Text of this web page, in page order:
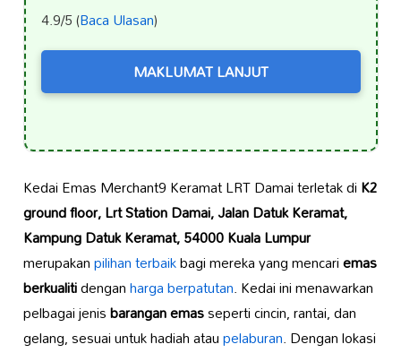
4.9/5 (Baca Ulasan)
MAKLUMAT LANJUT
Kedai Emas Merchant9 Keramat LRT Damai terletak diK2
ground floor, Lrt Station Damai, Jalan Datuk Keramat,
Kampung Datuk Keramat, 54000 Kuala Lumpur
merupakanpilihan terbaikbagi mereka yang mencariemas
berkualitidenganharga berpatutan. Kedai ini menawarkan
pelbagai jenisbarangan emasseperti cincin, rantai, dan
gelang, sesuai untuk hadiah ataupelaburan. Dengan lokasi